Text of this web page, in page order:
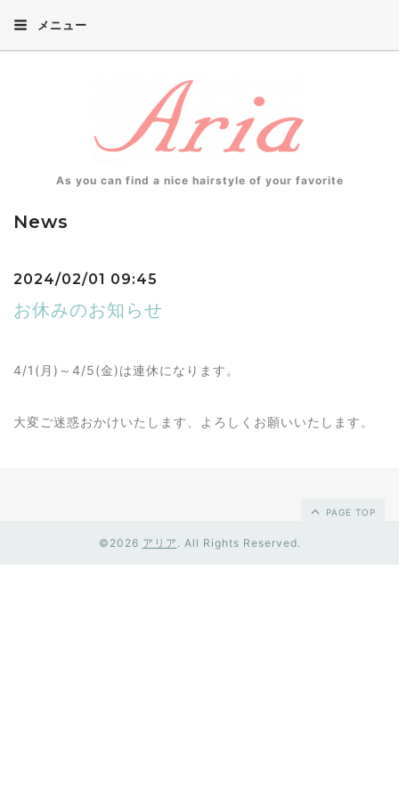
メニュー
As you can find a nice hairstyle of your favorite
News
2024/02/01 09:45
お休みのお知らせ
4/1(月)～4/5(金)は連休になります。
大変ご迷惑おかけいたします、よろしくお願いいたします。
PAGE TOP
©2026 アリア . All Rights Reserved.